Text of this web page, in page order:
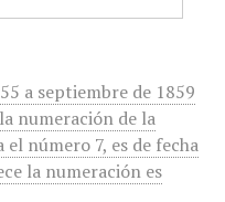
a septiembre de 1859
numeración de la
número 7, es de fecha
la numeración es